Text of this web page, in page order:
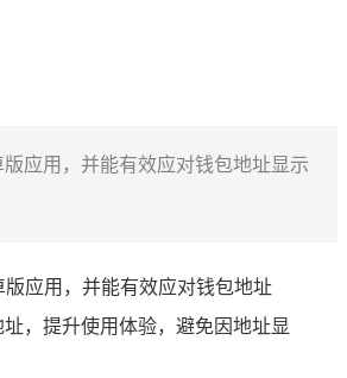
应用，并能有效应对钱包地址显示
应用，并能有效应对钱包地址
，提升使用体验，避免因地址显